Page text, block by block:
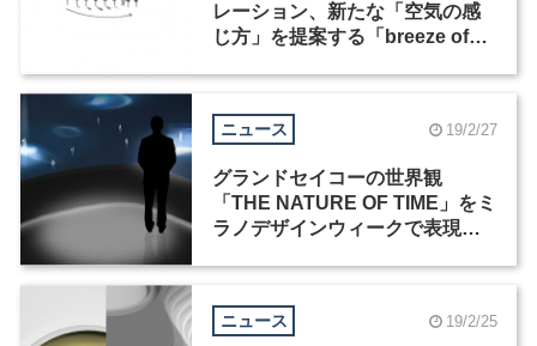
レーション、新たな「空気の感
じ方」を提案する「breeze of
ニュース 19/2/27
グランドセイコーの世界観
「THE NATURE OF TIME」をミ
ラノデザインウィークで表現。
ニュース 19/2/25